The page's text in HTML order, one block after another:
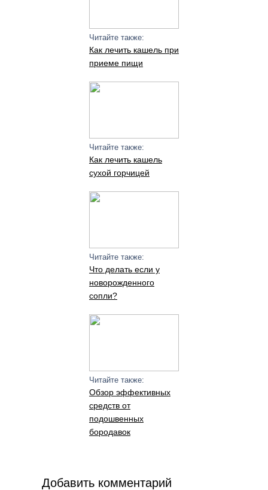
Читайте также:
Как лечить кашель при
приеме пищи
Читайте также:
Как лечить кашель
сухой горчицей
Читайте также:
Что делать если у
новорожденного
сопли?
Читайте также:
Обзор эффективных
средств от
подошвенных
бородавок
Добавить комментарий